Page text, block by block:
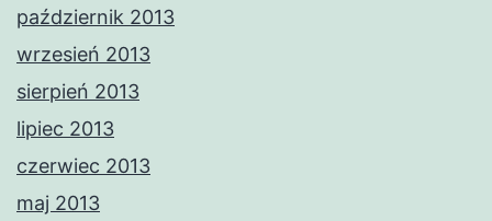
październik 2013
wrzesień 2013
sierpień 2013
lipiec 2013
czerwiec 2013
maj 2013